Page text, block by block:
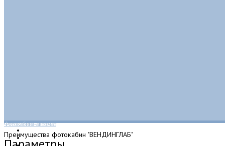
Фотокабина-автомат
Преимущества фотокабин "ВЕНДИНГЛАБ"